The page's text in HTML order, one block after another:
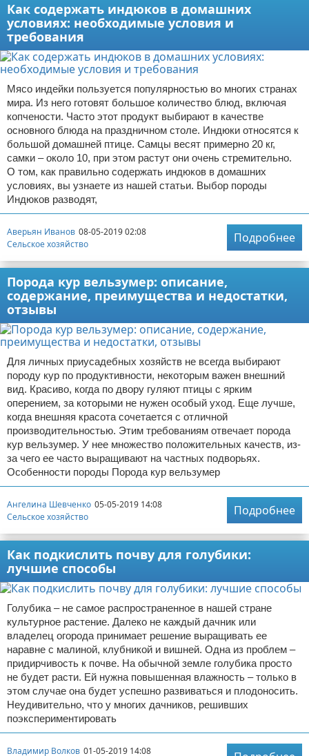
Как содержать индюков в домашних
условиях: необходимые условия и
требования
Мясо индейки пользуется популярностью во многих странах
мира. Из него готовят большое количество блюд, включая
копчености. Часто этот продукт выбирают в качестве
основного блюда на праздничном столе. Индюки относятся к
большой домашней птице. Самцы весят примерно 20 кг,
самки – около 10, при этом растут они очень стремительно.
О том, как правильно содержать индюков в домашних
условиях, вы узнаете из нашей статьи. Выбор породы
Индюков разводят,
Аверьян Иванов 08-05-2019 02:08
Сельское хозяйство
Подробнее
Порода кур вельзумер: описание,
содержание, преимущества и недостатки,
отзывы
Для личных приусадебных хозяйств не всегда выбирают
породу кур по продуктивности, некоторым важен внешний
вид. Красиво, когда по двору гуляют птицы с ярким
оперением, за которыми не нужен особый уход. Еще лучше,
когда внешняя красота сочетается с отличной
производительностью. Этим требованиям отвечает порода
кур вельзумер. У нее множество положительных качеств, из-
за чего ее часто выращивают на частных подворьях.
Особенности породы Порода кур вельзумер
Ангелина Шевченко 05-05-2019 14:08
Сельское хозяйство
Подробнее
Как подкислить почву для голубики:
лучшие способы
Голубика – не самое распространенное в нашей стране
культурное растение. Далеко не каждый дачник или
владелец огорода принимает решение выращивать ее
наравне с малиной, клубникой и вишней. Одна из проблем –
придирчивость к почве. На обычной земле голубика просто
не будет расти. Ей нужна повышенная влажность – только в
этом случае она будет успешно развиваться и плодоносить.
Неудивительно, что у многих дачников, решивших
поэкспериментировать
Владимир Волков 01-05-2019 14:08